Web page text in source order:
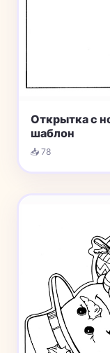
Открытка с
шаблон
📥 78